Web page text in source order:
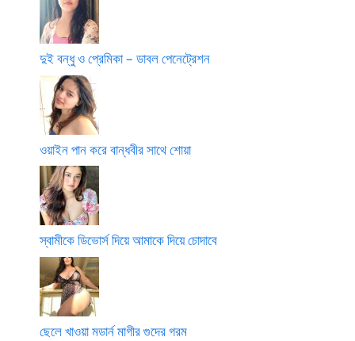
দুই বন্ধু ও প্রেমিকা – ডাবল পেনেট্রেশন
ওয়াইন পান করে বান্ধবীর সাথে শোয়া
স্বামীকে ডিভোর্স দিয়ে আমাকে দিয়ে চোদাবে
ছেলে খাওয়া মডার্ন মাগীর গুদের গরম